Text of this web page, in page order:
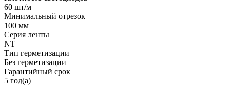
60 шт/м
Минимальный отрезок
100 мм
Серия ленты
NT
Тип герметизации
Без герметизации
Гарантийный срок
5 год(а)